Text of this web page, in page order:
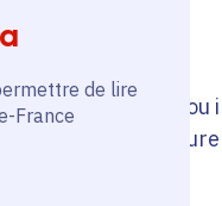
de lire
France
à être suspendu ou
pour le faire